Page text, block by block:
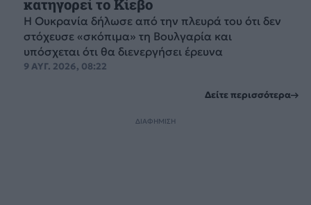
κατηγορεί το Κίεβο
Η Ουκρανία δήλωσε από την πλευρά του ότι δεν
στόχευσε «σκόπιμα» τη Βουλγαρία και
υπόσχεται ότι θα διενεργήσει έρευνα
9 ΑΥΓ. 2026, 08:22
Δείτε περισσότερα
ΔΙΑΦΗΜΙΣΗ